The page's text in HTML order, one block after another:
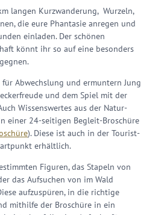
langen Kurzwanderung, Wurzeln,
die eure Phantasie anregen und
einladen. Der schönen
könnt ihr so auf eine besonders
Abwechslung und ermuntern Jung
und dem Spiel mit der
Wissenswertes aus der Natur-
einer 24-seitigen Begleit-Broschüre
). Diese ist auch in der Tourist-
erhältlich.
Figuren, das Stapeln von
das Aufsuchen von im Wald
aufzuspüren, in die richtige
mithilfe der Broschüre in ein